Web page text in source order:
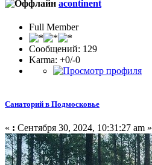
acontinent
Full Member
Сообщений: 129
Karma: +0/-0
Санаторий в Подмосковье
« : Сентября 30, 2024, 10:31:27 am »